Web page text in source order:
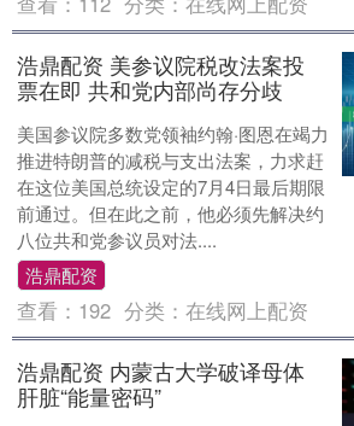
浩鼎配资 美参议院税改法案投
票在即 共和党内部尚存分歧
美国参议院多数党领袖约翰·图恩在竭力
推进特朗普的减税与支出法案，力求赶
在这位美国总统设定的7月4日最后期限
前通过。但在此之前，他必须先解决约
八位共和党参议员对法....
浩鼎配资
查看： 192 分类：在线网上配资
浩鼎配资 内蒙古大学破译母体
肝脏“能量密码”